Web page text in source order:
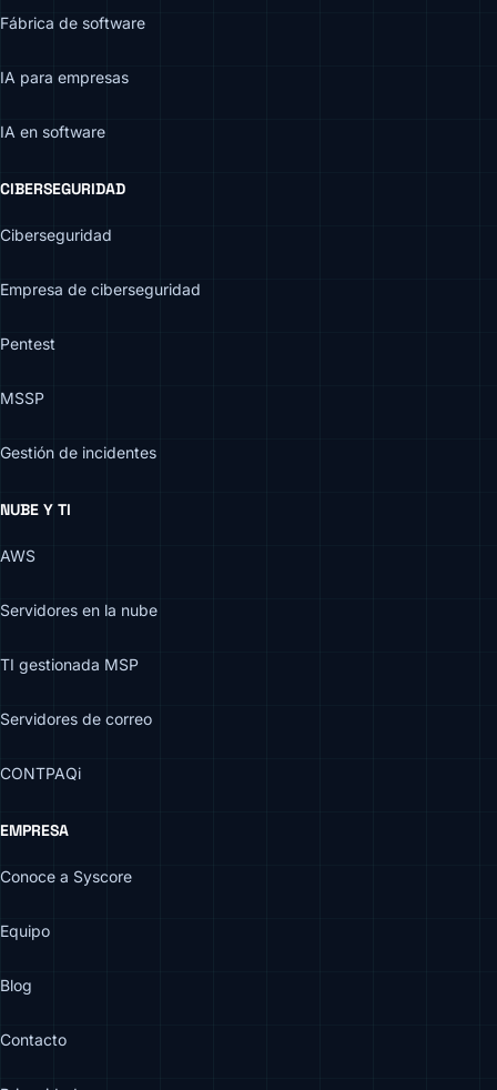
Fábrica de software
IA para empresas
IA en software
CIBERSEGURIDAD
Ciberseguridad
Empresa de ciberseguridad
Pentest
MSSP
Gestión de incidentes
NUBE Y TI
AWS
Servidores en la nube
TI gestionada MSP
Servidores de correo
CONTPAQi
EMPRESA
Conoce a Syscore
Equipo
Blog
Contacto